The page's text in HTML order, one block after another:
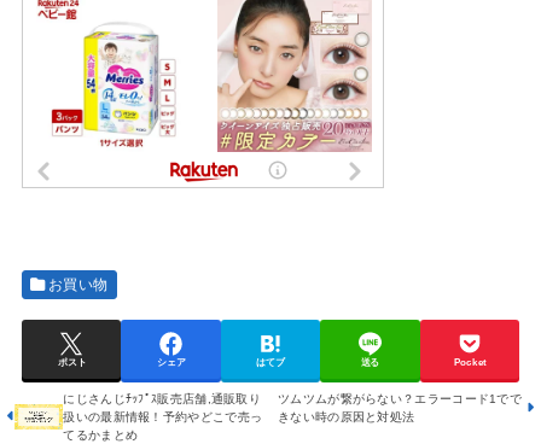
お買い物
ポスト シェア はてブ 送る Pocket
にじさんじﾁｯﾌﾟｽ販売店舗,通販取り
扱いの最新情報！予約やどこで売っ
てるかまとめ
ツムツムが繋がらない？エラーコード1でで
きない時の原因と対処法